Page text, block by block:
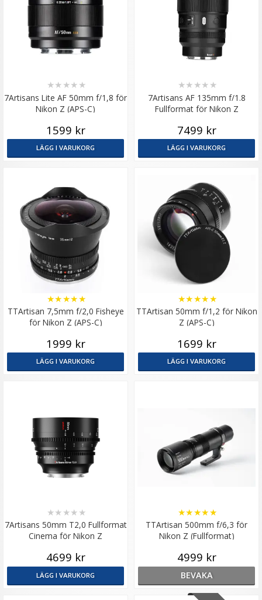
7Artisans Lite AF 50mm f/1,8 för
Nikon Z (APS-C)
★★ ★★ ★
1599 kr
LÄGG I VARUKORG
7Artisans AF 135mm f/1.8
Fullformat för Nikon Z
★★ ★★ ★
7499 kr
LÄGG I VARUKORG
TTArtisan 7,5mm f/2,0 Fisheye
för Nikon Z (APS-C)
★★★★★
1999 kr
LÄGG I VARUKORG
TTArtisan 50mm f/1,2 för Nikon
Z (APS-C)
★★★★★
1699 kr
LÄGG I VARUKORG
7Artisans 50mm T2,0 Fullformat
Cinema för Nikon Z
★★ ★★ ★
4699 kr
LÄGG I VARUKORG
TTArtisan 500mm f/6,3 för
Nikon Z (Fullformat)
★★★★★
4999 kr
BEVAKA